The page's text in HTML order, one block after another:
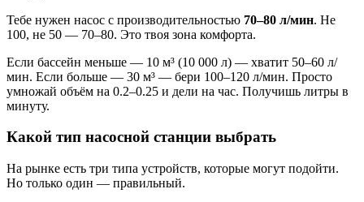
Тебе нужен насос с производительностью 70–80 л/мин. Не
100, не 50 — 70–80. Это твоя зона комфорта.
Если бассейн меньше — 10 м³ (10 000 л) — хватит 50–60 л/
мин. Если больше — 30 м³ — бери 100–120 л/мин. Просто
умножай объём на 0.2–0.25 и дели на час. Получишь литры в
минуту.
Какой тип насосной станции выбрать
На рынке есть три типа устройств, которые могут подойти.
Но только один — правильный.